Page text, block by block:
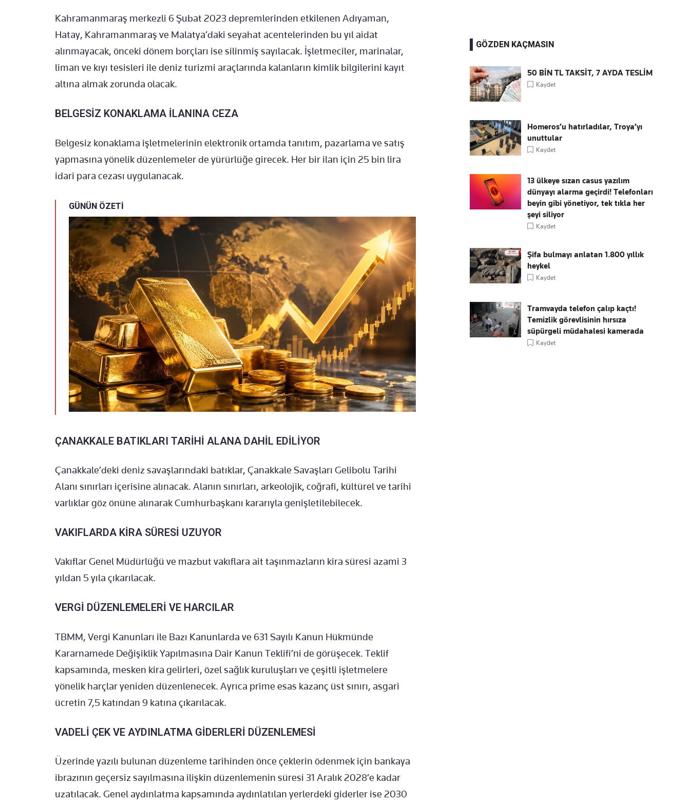
Kahramanmaraş merkezli 6 Şubat 2023 depremlerinden etkilenen Adıyaman,
Hatay, Kahramanmaraş ve Malatya’daki seyahat acentelerinden bu yıl aidat
alınmayacak, önceki dönem borçları ise silinmiş sayılacak. İşletmeciler, marinalar,
liman ve kıyı tesisleri ile deniz turizmi araçlarında kalanların kimlik bilgilerini kayıt
altına almak zorunda olacak.
BELGESİZ KONAKLAMA İLANINA CEZA
Belgesiz konaklama işletmelerinin elektronik ortamda tanıtım, pazarlama ve satış
yapmasına yönelik düzenlemeler de yürürlüğe girecek. Her bir ilan için 25 bin lira
idari para cezası uygulanacak.
GÜNÜN ÖZETİ
ÇANAKKALE BATIKLARI TARİHİ ALANA DAHİL EDİLİYOR
Çanakkale’deki deniz savaşlarındaki batıklar, Çanakkale Savaşları Gelibolu Tarihi
Alanı sınırları içerisine alınacak. Alanın sınırları, arkeolojik, coğrafi, kültürel ve tarihi
varlıklar göz önüne alınarak Cumhurbaşkanı kararıyla genişletilebilecek.
VAKIFLARDA KİRA SÜRESİ UZUYOR
Vakıflar Genel Müdürlüğü ve mazbut vakıflara ait taşınmazların kira süresi azami 3
yıldan 5 yıla çıkarılacak.
VERGİ DÜZENLEMELERİ VE HARCILAR
TBMM, Vergi Kanunları ile Bazı Kanunlarda ve 631 Sayılı Kanun Hükmünde
Kararnamede Değişiklik Yapılmasına Dair Kanun Teklifi’ni de görüşecek. Teklif
kapsamında, mesken kira gelirleri, özel sağlık kuruluşları ve çeşitli işletmelere
yönelik harçlar yeniden düzenlenecek. Ayrıca prime esas kazanç üst sınırı, asgari
ücretin 7,5 katından 9 katına çıkarılacak.
VADELİ ÇEK VE AYDINLATMA GİDERLERİ DÜZENLEMESİ
Üzerinde yazılı bulunan düzenleme tarihinden önce çeklerin ödenmek için bankaya
ibrazının geçersiz sayılmasına ilişkin düzenlemenin süresi 31 Aralık 2028’e kadar
uzatılacak. Genel aydınlatma kapsamında aydınlatılan yerlerdeki giderler ise 2030
GÖZDEN KAÇMASIN
50 BİN TL TAKSİT, 7 AYDA TESLİM
Kaydet
Homeros’u hatırladılar, Troya’yı
unuttular
Kaydet
13 ülkeye sızan casus yazılım
dünyayı alarma geçirdi! Telefonları
beyin gibi yönetiyor, tek tıkla her
şeyi siliyor
Kaydet
Şifa bulmayı anlatan 1.800 yıllık
heykel
Kaydet
Tramvayda telefon çalıp kaçtı!
Temizlik görevlisinin hırsıza
süpürgeli müdahalesi kamerada
Kaydet